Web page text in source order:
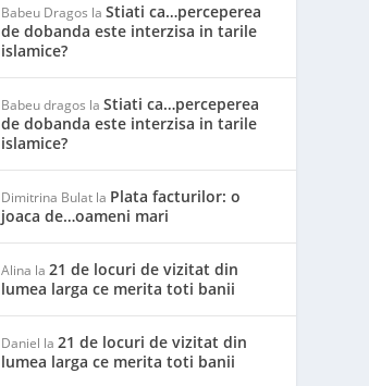
Babeu Dragos laStiati ca…perceperea
de dobanda este interzisa in tarile
islamice?
Babeu dragos laStiati ca…perceperea
de dobanda este interzisa in tarile
islamice?
Dimitrina Bulat la Plata facturilor: o
joaca de…oameni mari
Alina la21 de locuri de vizitat din
lumea larga ce merita toti banii
Daniel la21 de locuri de vizitat din
lumea larga ce merita toti banii